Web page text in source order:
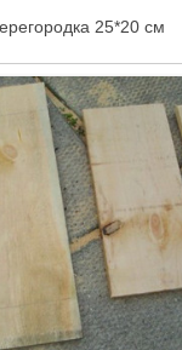
25*20 см